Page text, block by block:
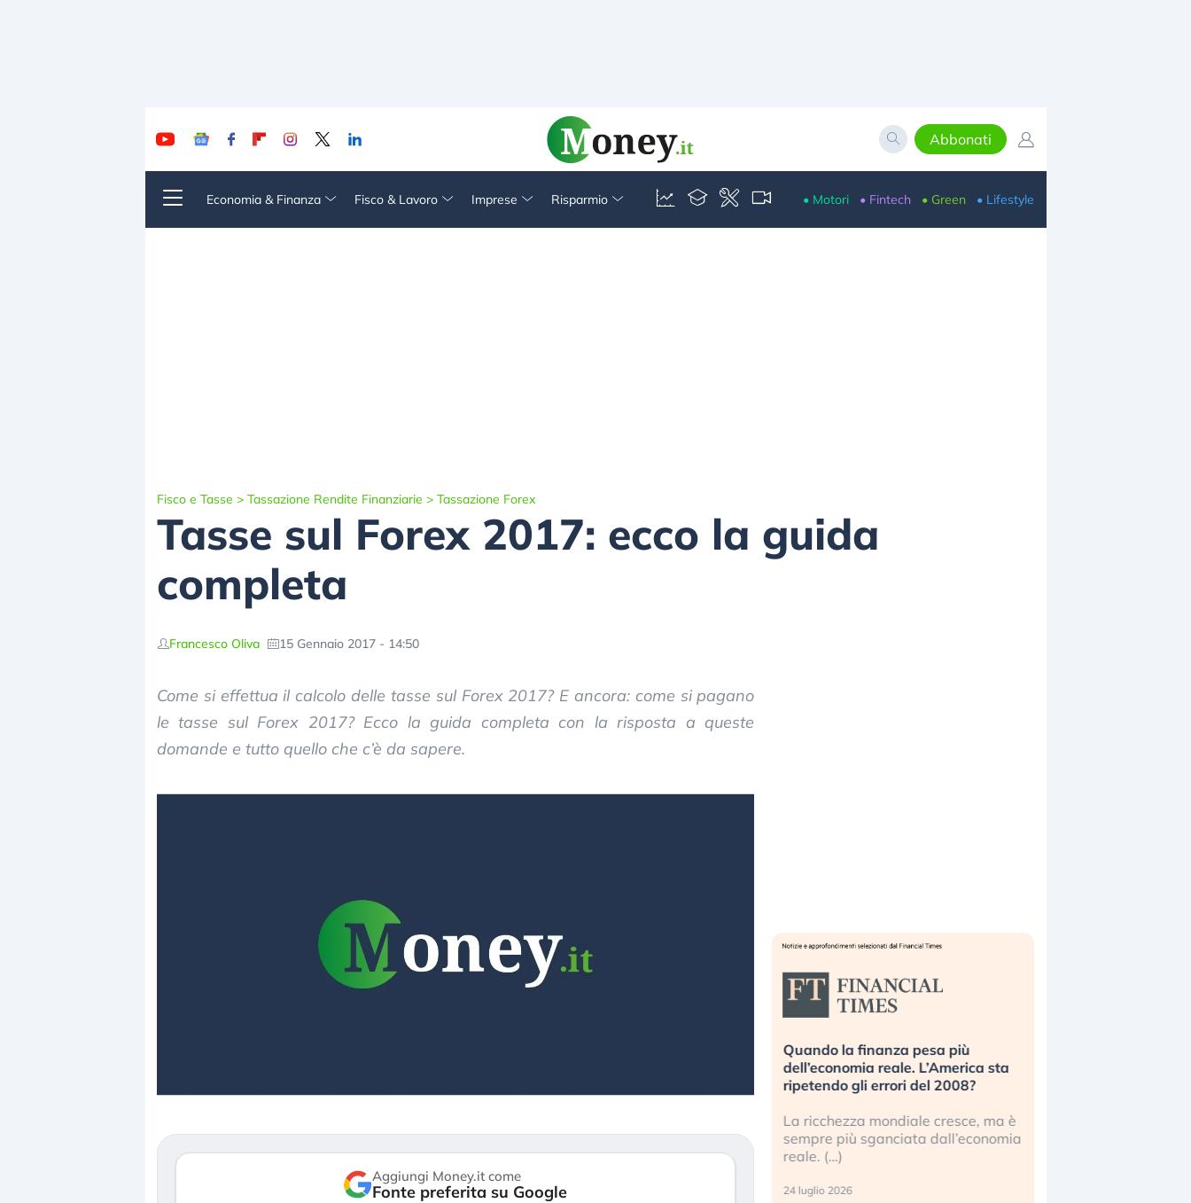
Abbonati
Economia & Finanza Fisco & Lavoro Imprese Risparmio • Motori • Fintech • Green • Lifestyle
Fisco e Tasse > Tassazione Rendite Finanziarie > Tassazione Forex
Tasse sul Forex 2017: ecco la guida
completa
Francesco Oliva 15 Gennaio 2017 - 14:50
Come si effettua il calcolo delle tasse sul Forex 2017? E ancora: come si pagano
le tasse sul Forex 2017? Ecco la guida completa con la risposta a queste
domande e tutto quello che c’è da sapere.
Aggiungi Money.it come
Fonte preferita su Google
mostrando segni di stanchezza
verso le (…)
Kospi, mentre gli investitori retail (…)
30 luglio 2026
Quando la finanza pesa più
dell’economia reale. L’America sta
ripetendo gli errori del 2008?
La ricchezza mondiale cresce, ma è
sempre più sganciata dall’economia
reale. (…)
24 luglio 2026